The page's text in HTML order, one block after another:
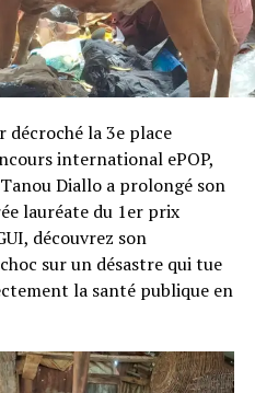
décroché la 3e place
international ePOP,
Diallo a prolongé son
lauréate du 1er prix
découvrez son
sur un désastre qui tue
la santé publique en